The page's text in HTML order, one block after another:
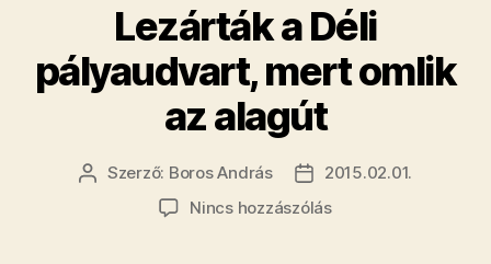
országban”
Lezárták a Déli
pályaudvart, mert omlik
az alagút
Bejegyzés
Szerző: Boros András
Bejegyzés
dátuma
2015.02.01.
Nincs hozzászólása(z)